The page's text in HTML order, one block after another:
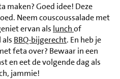
maken? Goed idee! Deze
Neem couscoussalade met
ervan als lunchof
BBQ-bijgerecht. En heb je
feta over? Bewaar in een
en eet de volgende dag als
jammie!